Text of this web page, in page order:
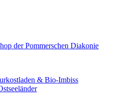
der Pommerschen Diakonie
& Bio-Imbiss